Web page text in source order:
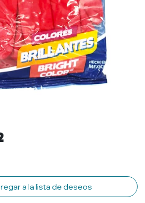
a la lista de deseos